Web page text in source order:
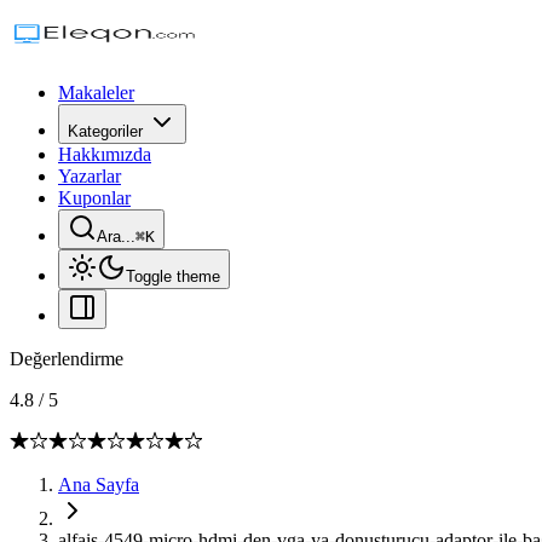
Makaleler
Kategoriler
Hakkımızda
Yazarlar
Kuponlar
Ara...⌘K
Toggle theme
Değerlendirme
4.8 / 5
Ana Sayfa